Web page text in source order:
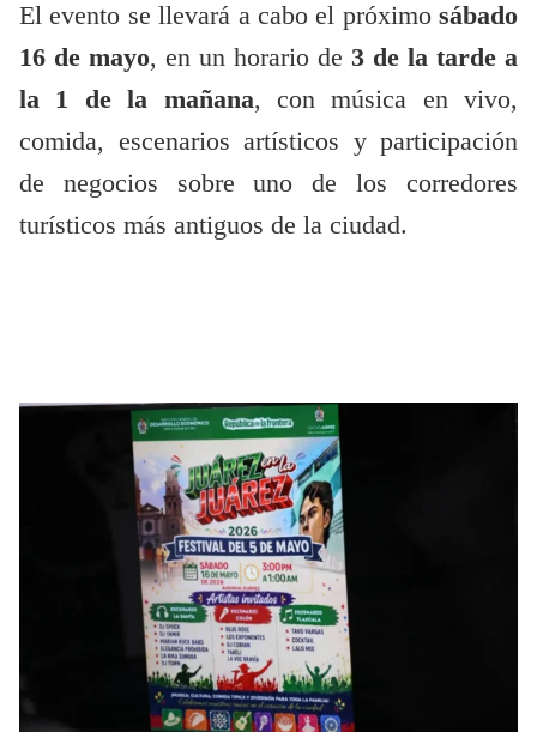
El evento se llevará a cabo el próximo sábado
16 de mayo, en un horario de 3 de la tarde a
la 1 de la mañana, con música en vivo,
comida, escenarios artísticos y participación
de negocios sobre uno de los corredores
turísticos más antiguos de la ciudad.